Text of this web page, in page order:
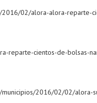
02/alora-alora-reparte-
reparte-cientos-de-bolsas-
2016/02/02/